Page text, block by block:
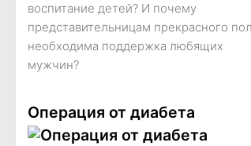
воспитание детей? И почему
представительницам прекрасного
необходима поддержка любящих
мужчин?
Операция от диабета